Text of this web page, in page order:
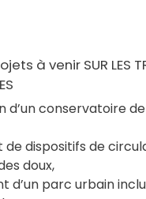
à venir SUR LES
d’un conservatoire
de dispositifs de
doux,
d’un parc urbain